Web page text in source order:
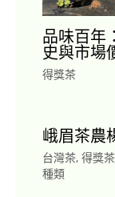
品味百年
史與市場
得獎茶
峨眉茶農
台灣茶, 得獎茶
種類